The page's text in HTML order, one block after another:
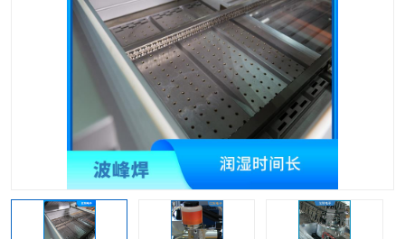
TX 全自动高速贴片机